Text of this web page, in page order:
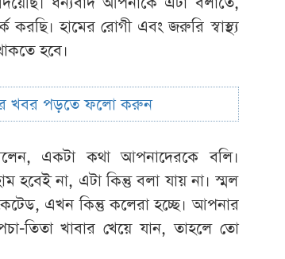
হামের রোগী এবং জরুরি স্বাস্থ্য
হবে।
খবর পড়তে ফলো করুন
একটা কথা আপনাদেরকে বলি।
হবেই না, এটা কিন্তু বলা যায় না। স্মল
এখন কিন্তু কলেরা হচ্ছে। আপনার
তিতা খাবার খেয়ে যান, তাহলে তো